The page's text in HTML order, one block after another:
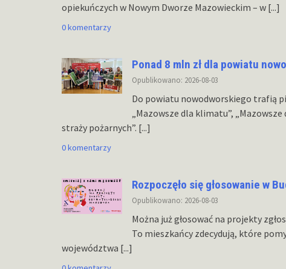
opiekuńczych w Nowym Dworze Mazowieckim – w [...]
0 komentarzy
Ponad 8 mln zł dla powiatu
Opublikowano: 2026-08-03
Do powiatu nowodworskiego trafią
„Mazowsze dla klimatu”,
straży pożarnych”. [...]
0 komentarzy
Rozpoczęło się głosowanie w
Opublikowano: 2026-08-03
Można już głosować na projekty
To mieszkańcy zdecydują, które
województwa [...]